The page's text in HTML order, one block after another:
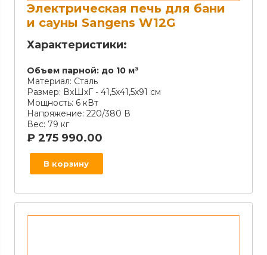
Электрическая печь для бани
и сауны Sangens W12G
Характеристики:
Объем парной: до 10 м³
Материал: Сталь
Размер: ВхШхГ - 41,5х41,5х91 см
Мощность: 6 кВт
Напряжение: 220/380 В
Вес: 79 кг
₽ 275 990.00
В корзину